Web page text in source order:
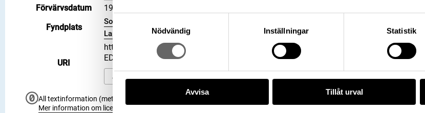
Nödvändig
Inställningar Statistik
Avvisa Tillåt urval
Förvärvsdatum
1915
Fyndplats
Socken: Karesuando socken, Kommun: Kiruna kommun, Landskap:
Lappland, Land: Sverige
URI
https://samlingar.shm.se/object/251FE160-4588-46F6-A24B-
ED900EE8AED5
All textinformation (metadata) på denna sida är fri att använda enligt licensen CC0.
Mer information om licenser hos Statens historiska museer.